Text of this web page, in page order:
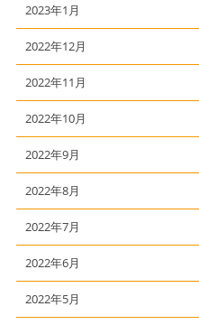
2023年1月
2022年12月
2022年11月
2022年10月
2022年9月
2022年8月
2022年7月
2022年6月
2022年5月